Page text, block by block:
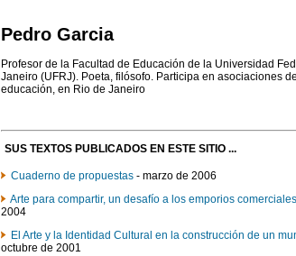
Pedro Garcia
Profesor de la Facultad de Educación de la Universidad
Janeiro (UFRJ). Poeta, filósofo. Participa en asociaciones
educación, en Rio de Janeiro
SUS TEXTOS PUBLICADOS EN ESTE SITIO ...
Cuaderno de propuestas - marzo de 2006
Arte para compartir, un desafío a los emporios comerciales
2004
El Arte y la Identidad Cultural en la construcción de un
octubre de 2001